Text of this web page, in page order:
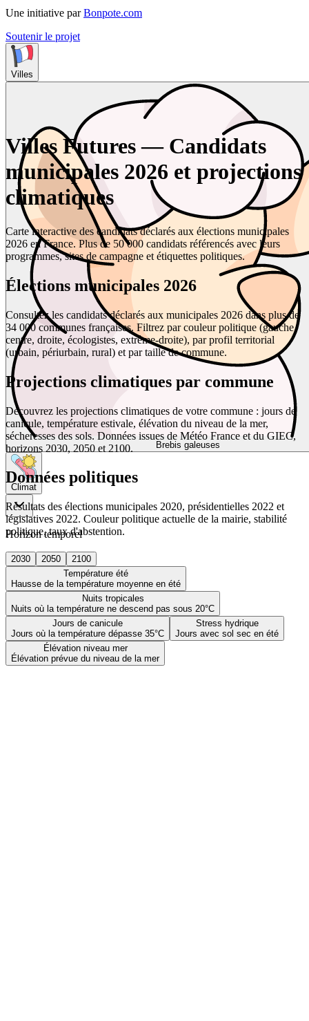
Une initiative par Bonpote.com
Soutenir le projet
Villes
Brebis galeuses
Climat
Horizon temporel
2030 2050
2100
Température été
Hausse de la température moyenne en été
Nuits tropicales
Nuits où la température ne descend pas sous 20°C
Jours de canicule
Jours où la température dépasse 35°C
Stress hydrique
Jours avec sol sec en été
Élévation niveau mer
Élévation prévue du niveau de la mer
Villes Futures — Candidats
municipales 2026 et projections
climatiques
Carte interactive des candidats déclarés aux élections municipales
2026 en France. Plus de 50 000 candidats référencés avec leurs
programmes, sites de campagne et étiquettes politiques.
Élections municipales 2026
Consultez les candidats déclarés aux municipales 2026 dans plus de
34 000 communes françaises. Filtrez par couleur politique (gauche,
centre, droite, écologistes, extrême-droite), par profil territorial
(urbain, périurbain, rural) et par taille de commune.
Projections climatiques par commune
Découvrez les projections climatiques de votre commune : jours de
canicule, température estivale, élévation du niveau de la mer,
sécheresses des sols. Données issues de Météo France et du GIEC,
horizons 2030, 2050 et 2100.
Données politiques
Résultats des élections municipales 2020, présidentielles 2022 et
législatives 2022. Couleur politique actuelle de la mairie, stabilité
politique, taux d'abstention.